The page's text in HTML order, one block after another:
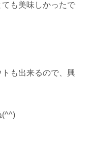
も美味しかったで
も出来るので、興
(^^)